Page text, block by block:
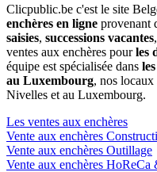
Clicpublic.be c'est le site
enchères en ligne provenant
saisies, successions vacantes
ventes aux enchères pourles
équipe est spécialisée dans
au Luxembourg, nos locaux
Nivelles et au Luxembourg.
Les ventes aux enchères
Vente aux enchères
Vente aux enchères Outillage
Vente aux enchères HoReCa